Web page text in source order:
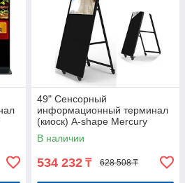
49" Сенсорный
информационный терминал
(киоск) A-shape Mercury
A49W-93-IRT, Windows
Арт.7937
В наличии
534 232 ₸ 628 508 ₸